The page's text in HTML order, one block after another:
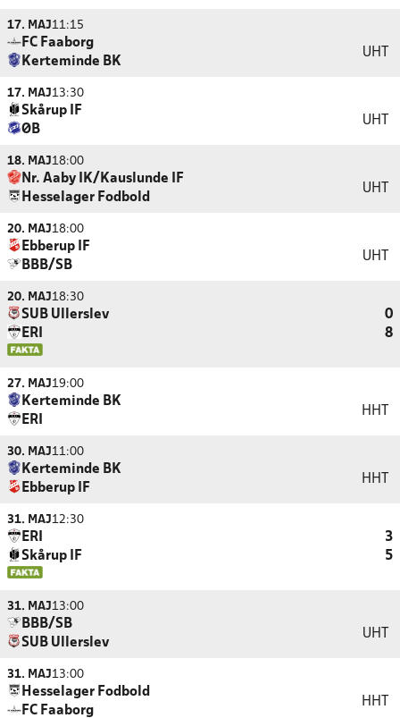
17. MAJ11:15
FC Faaborg
Kerteminde BK
UHT
17. MAJ13:30
Skårup IF
ØB
UHT
18. MAJ18:00
Nr. Aaby IK/Kauslunde IF
Hesselager Fodbold
UHT
20. MAJ18:00
Ebberup IF
BBB/SB
UHT
20. MAJ18:30
SUB Ullerslev
0
ERI
8
27. MAJ19:00
Kerteminde BK
ERI
HHT
30. MAJ11:00
Kerteminde BK
Ebberup IF
HHT
31. MAJ12:30
ERI
3
Skårup IF
5
31. MAJ13:00
BBB/SB
SUB Ullerslev
UHT
31. MAJ13:00
Hesselager Fodbold
FC Faaborg
HHT